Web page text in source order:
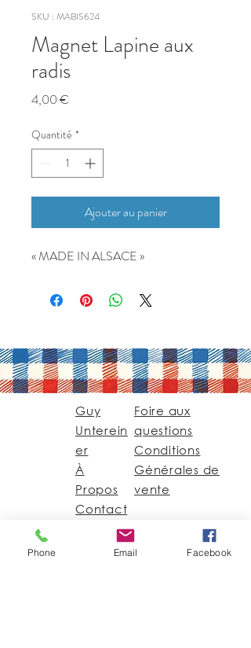
SKU : MABIS624
Magnet Lapine aux
radis
4,00 €
Quantité *
Ajouter au panier
« MADE IN ALSACE »
Guy
Unterein
er
À
Propos
Contact
Foire aux
questions
Conditions
Générales de
vente
Guy@GuyUntereiner.fr
Phone Email Facebook